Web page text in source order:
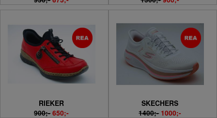
RIEKER
900;- 650;-
SKECHERS
1400;- 1000;-